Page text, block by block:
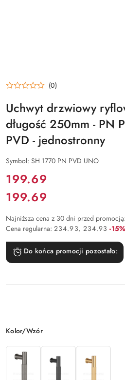
(0)
Uchwyt drzwiowy
długość 250mm - PN
PVD - jednostronny
Symbol: SH 1770 PN PVD UNO
Cena:
199.69
Cena:
199.69
Najniższa cena z 30 dni przed promocją:
Cena regularna: 234.93 234.93 Rabat:
-15%
Do końca promocji pozostało:
Wariant
Kolor/Wzór